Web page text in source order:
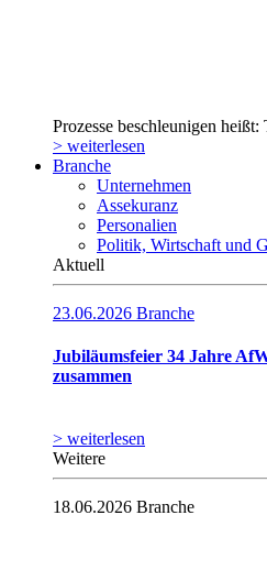
Prozesse beschleunigen
> weiterlesen
Branche
Unternehmen
Assekuranz
Personalien
Politik, Wirtschaft und
Aktuell
23.06.2026 Branche
Jubiläumsfeier 34 Jahre
zusammen
> weiterlesen
Weitere
18.06.2026 Branche